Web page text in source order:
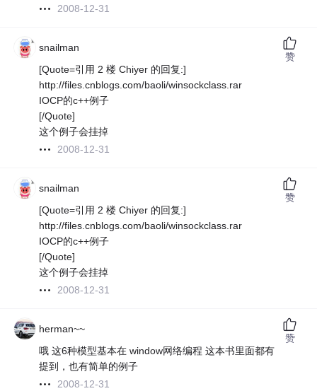
2008-12-31
snailman
[Quote=引用 2 楼 Chiyer 的回复:]
http://files.cnblogs.com/baoli/winsockclass.rar
IOCP的c++例子
[/Quote]
这个例子会挂掉
2008-12-31
赞
snailman
[Quote=引用 2 楼 Chiyer 的回复:]
http://files.cnblogs.com/baoli/winsockclass.rar
IOCP的c++例子
[/Quote]
这个例子会挂掉
2008-12-31
赞
herman~~
哦 这6种模型基本在 window网络编程 这本书里面都有
提到，也有简单的例子
2008-12-31
赞